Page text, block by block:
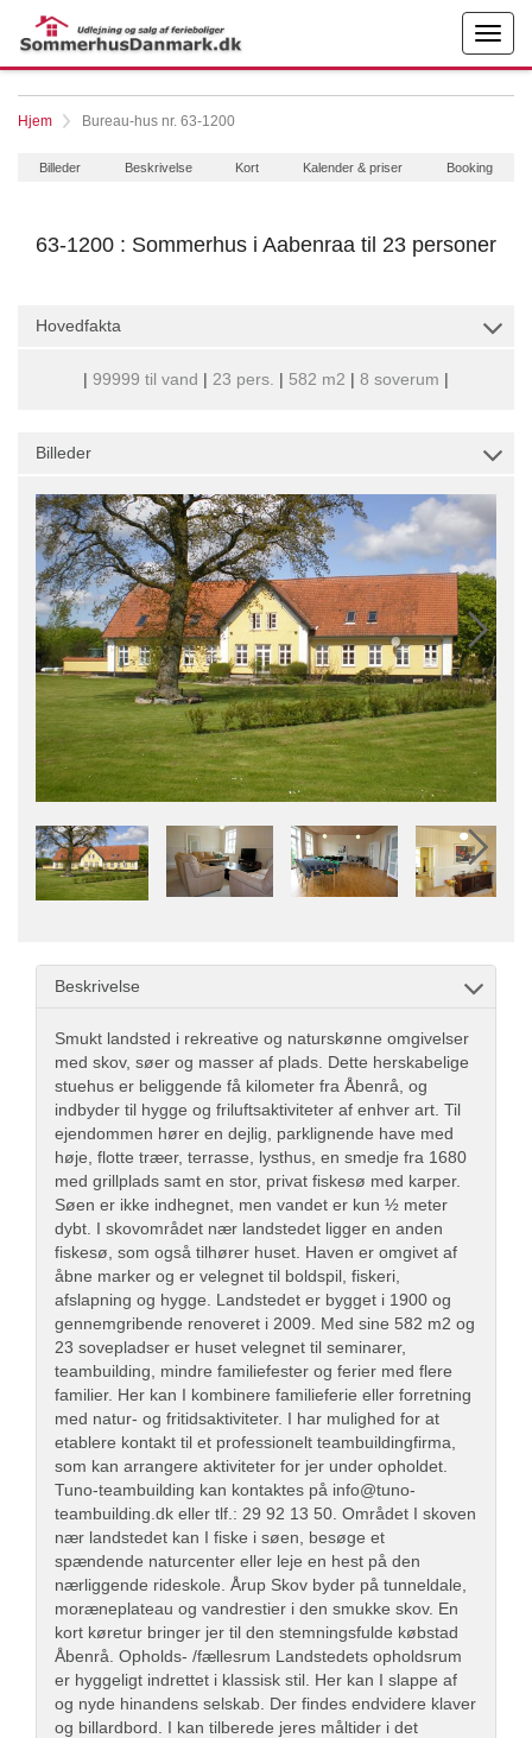
Hjem Bureau-hus nr. 63-1200
Billeder Beskrivelse Kort Kalender & priser Booking
63-1200 : Sommerhus i Aabenraa til 23 personer
Hovedfakta
| 99999 til vand | 23 pers. | 582 m2 | 8 soverum |
Billeder
Beskrivelse
Smukt landsted i rekreative og naturskønne omgivelser
med skov, søer og masser af plads. Dette herskabelige
stuehus er beliggende få kilometer fra Åbenrå, og
indbyder til hygge og friluftsaktiviteter af enhver art. Til
ejendommen hører en dejlig, parklignende have med
høje, flotte træer, terrasse, lysthus, en smedje fra 1680
med grillplads samt en stor, privat fiskesø med karper.
Søen er ikke indhegnet, men vandet er kun ½ meter
dybt. I skovområdet nær landstedet ligger en anden
fiskesø, som også tilhører huset. Haven er omgivet af
åbne marker og er velegnet til boldspil, fiskeri,
afslapning og hygge. Landstedet er bygget i 1900 og
gennemgribende renoveret i 2009. Med sine 582 m2 og
23 sovepladser er huset velegnet til seminarer,
teambuilding, mindre familiefester og ferier med flere
familier. Her kan I kombinere familieferie eller forretning
med natur- og fritidsaktiviteter. I har mulighed for at
etablere kontakt til et professionelt teambuildingfirma,
som kan arrangere aktiviteter for jer under opholdet.
Tuno-teambuilding kan kontaktes på info@tuno-
teambuilding.dk eller tlf.: 29 92 13 50. Området I skoven
nær landstedet kan I fiske i søen, besøge et
spændende naturcenter eller leje en hest på den
nærliggende rideskole. Årup Skov byder på tunneldale,
moræneplateau og vandrestier i den smukke skov. En
kort køretur bringer jer til den stemningsfulde købstad
Åbenrå. Opholds- /fællesrum Landstedets opholdsrum
er hyggeligt indrettet i klassisk stil. Her kan I slappe af
og nyde hinandens selskab. Der findes endvidere klaver
og billardbord. I kan tilberede jeres måltider i det